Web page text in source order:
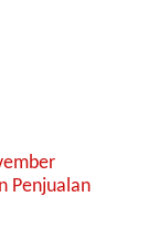
Penjualan